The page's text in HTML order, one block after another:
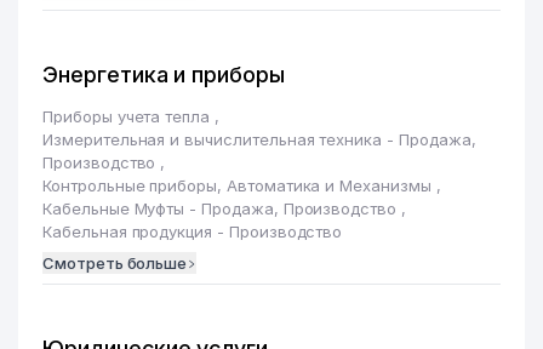
Энергетика и приборы
Приборы учета тепла ,
Измерительная и вычислительная техника - Продажа,
Производство ,
Контрольные приборы, Автоматика и Механизмы ,
Кабельные Муфты - Продажа, Производство ,
Кабельная продукция - Производство
Смотреть больше